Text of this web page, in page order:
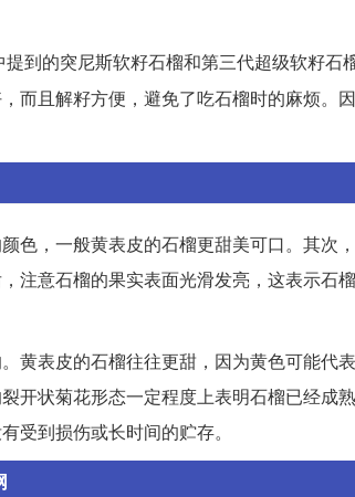
到的突尼斯软籽石榴和第三代超级软籽石
而且解籽方便，避免了吃石榴时的麻烦。
色，一般黄表皮的石榴更甜美可口。其次
注意石榴的果实表面光滑发亮，这表示石
黄表皮的石榴往往更甜，因为黄色可能代
开状菊花形态一定程度上表明石榴已经成
受到损伤或长时间的贮存。